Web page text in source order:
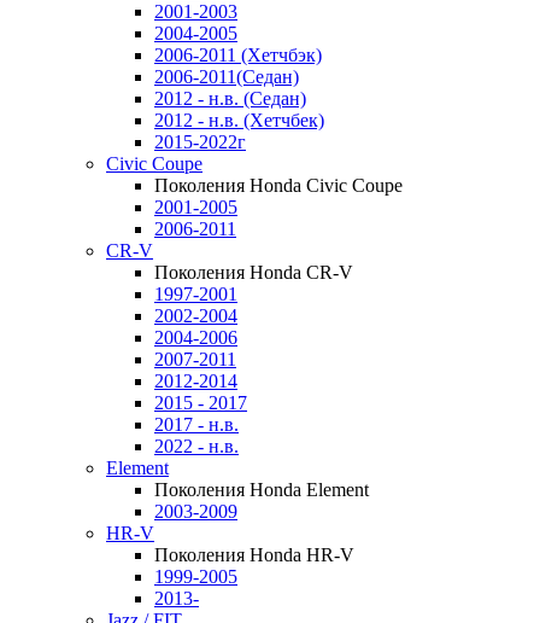
2001-2003
2004-2005
2006-2011 (Хетчбэк)
2006-2011(Седан)
2012 - н.в. (Седан)
2012 - н.в. (Хетчбек)
2015-2022г
Civic Coupe
Поколения Honda Civic Coupe
2001-2005
2006-2011
CR-V
Поколения Honda CR-V
1997-2001
2002-2004
2004-2006
2007-2011
2012-2014
2015 - 2017
2017 - н.в.
2022 - н.в.
Element
Поколения Honda Element
2003-2009
HR-V
Поколения Honda HR-V
1999-2005
2013-